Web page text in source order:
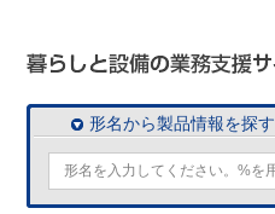
形名から製品情報を探す